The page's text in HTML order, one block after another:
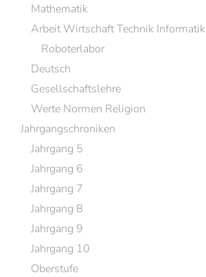
Mathematik
Arbeit Wirtschaft Technik Informatik
Roboterlabor
Deutsch
Gesellschaftslehre
Werte Normen Religion
Jahrgangschroniken
Jahrgang 5
Jahrgang 6
Jahrgang 7
Jahrgang 8
Jahrgang 9
Jahrgang 10
Oberstufe